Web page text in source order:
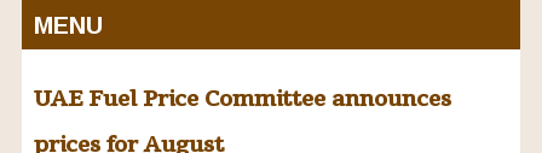
MENU
UAE Fuel Price Committee announces